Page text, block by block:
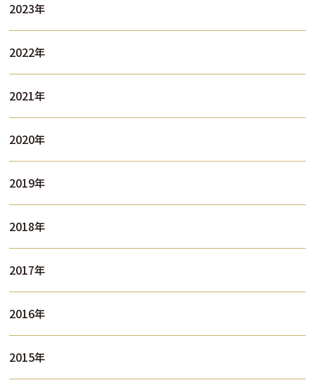
2023年
2022年
2021年
2020年
2019年
2018年
2017年
2016年
2015年